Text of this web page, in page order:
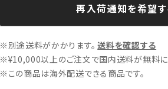
再入荷通知を希望す
※別途送料がかかります。 送料を確認する
※¥10,000以上のご注文で国内送料が無料に
※この商品は海外配送できる商品です。